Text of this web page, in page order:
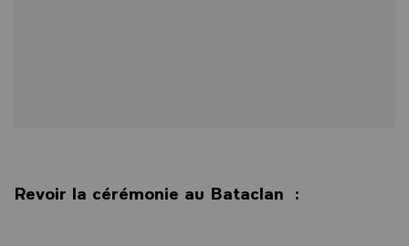
Revoir la cérémonie au Bataclan :